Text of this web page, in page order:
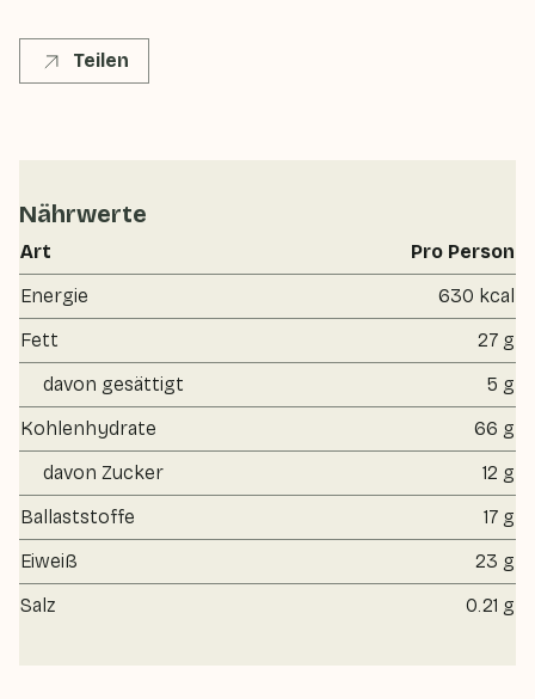
Teilen
Nährwerte
Art
Pro Person
Energie
630 kcal
Fett
27 g
davon gesättigt
5 g
Kohlenhydrate
66 g
davon Zucker
12 g
Ballaststoffe
17 g
Eiweiß
23 g
Salz
0.21 g